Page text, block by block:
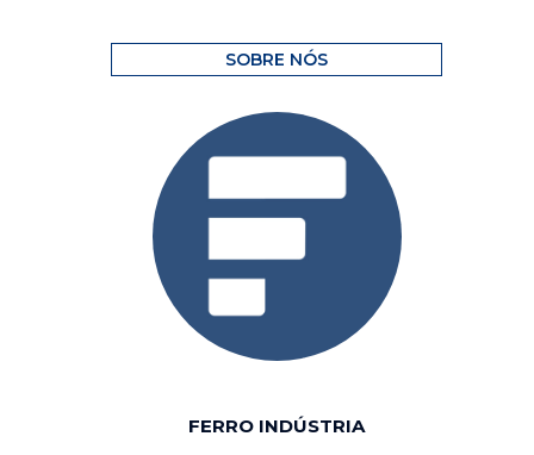
SOBRE NÓS
FERRO INDÚSTRIA